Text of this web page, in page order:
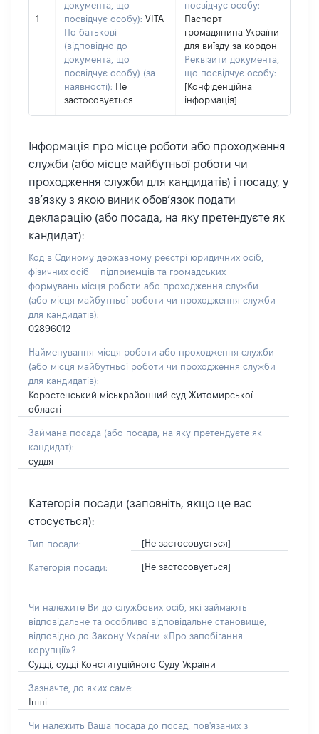
1
документа, що
посвідчує особу): VITA
По батькові
(відповідно до
документа, що
посвідчує особу) (за
наявності): Не
застосовується
посвідчує особу:
Паспорт
громадянина України
для виїзду за кордон
Реквізити документа,
що посвідчує особу:
[Конфіденційна
інформація]
Інформація про місце роботи або проходження
служби (або місце майбутньої роботи чи
проходження служби для кандидатів) і посаду, у
зв’язку з якою виник обов’язок подати
декларацію (або посада, на яку претендуєте як
кандидат):
Код в Єдиному державному реєстрі юридичних осіб,
фізичних осіб – підприємців та громадських
формувань місця роботи або проходження служби
(або місця майбутньої роботи чи проходження служби
для кандидатів):
02896012
Найменування місця роботи або проходження служби
(або місця майбутньої роботи чи проходження служби
для кандидатів):
Коростенський міськрайонний суд Житомирської
області
Займана посада (або посада, на яку претендуєте як
кандидат):
суддя
Категорія посади (заповніть, якщо це вас
стосується):
Тип посади: [Не застосовується]
Категорія посади: [Не застосовується]
Чи належите Ви до службових осіб, які займають
відповідальне та особливо відповідальне становище,
відповідно до Закону України «Про запобігання
корупції»?
Судді, судді Конституційного Суду України
Зазначте, до яких саме:
Інші
Чи належить Ваша посада до посад, пов'язаних з